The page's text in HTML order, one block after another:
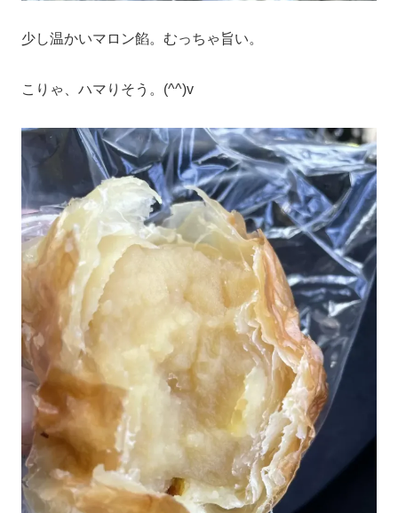
少し温かいマロン餡。むっちゃ旨い。
こりゃ、ハマりそう。(^^)v